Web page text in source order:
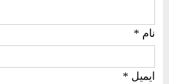
نام *
ایمیل *